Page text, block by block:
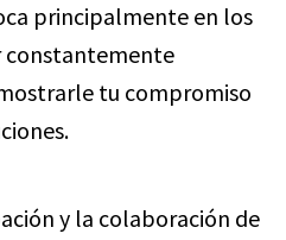
principalmente en los
constantemente
tu compromiso
y la colaboración de